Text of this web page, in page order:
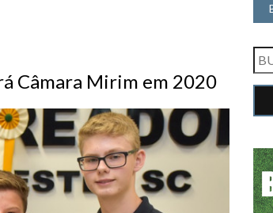
Câmara Mirim em 2020